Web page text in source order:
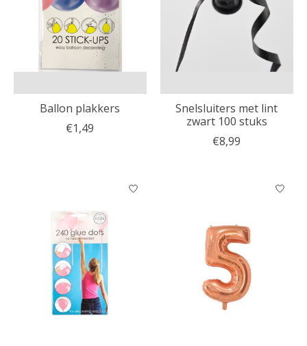
Ballon plakkers
€1,49
Snelsluiters met lint
zwart 100 stuks
€8,99